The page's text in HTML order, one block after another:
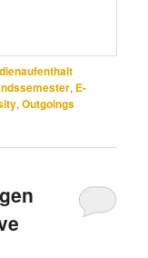
, E-
,Outgoings